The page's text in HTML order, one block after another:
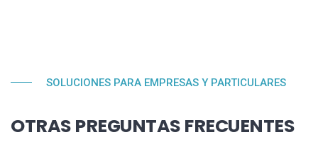
SOLUCIONES PARA EMPRESAS Y PARTICULARES
OTRAS PREGUNTAS FRECUENTES